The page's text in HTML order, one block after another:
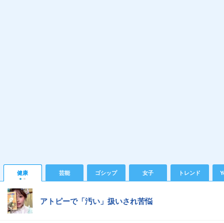
健康 芸能 ゴシップ 女子 トレンド
アトピーで「汚い」扱いされ苦悩